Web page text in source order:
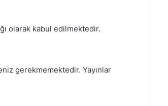
olarak kabul edilmektedir.
gerekmemektedir. Yayınlar